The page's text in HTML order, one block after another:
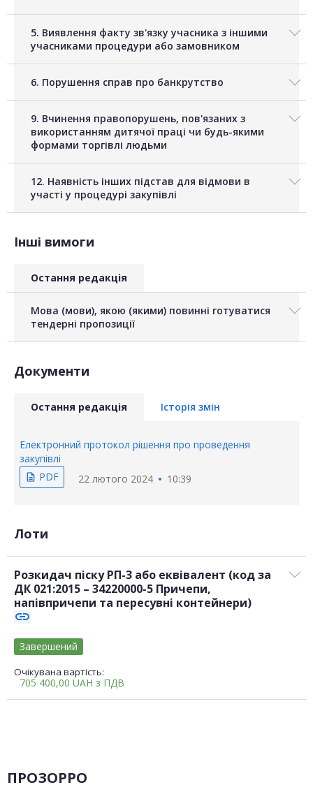
5. Виявлення факту зв'язку учасника з іншими
учасниками процедури або замовником
6. Порушення справ про банкрутство
9. Вчинення правопорушень, пов'язаних з
використанням дитячої праці чи будь-якими
формами торгівлі людьми
12. Наявність інших підстав для відмови в
участі у процедурі закупівлі
Інші вимоги
Остання редакція
Мова (мови), якою (якими) повинні готуватися
тендерні пропозиції
Документи
Остання редакція Історія змін
Електронний протокол рішення про проведення
закупівлі
description PDF 22 лютого 2024 10:39
Лоти
Розкидач піску РП-3 або еквівалент (код за
ДК 021:2015 – 34220000-5 Причепи,
напівпричепи та пересувні контейнери)
link
Очікувана вартість:
705 400,00 UAH з ПДВ
Завершений
ПРОЗОРРО